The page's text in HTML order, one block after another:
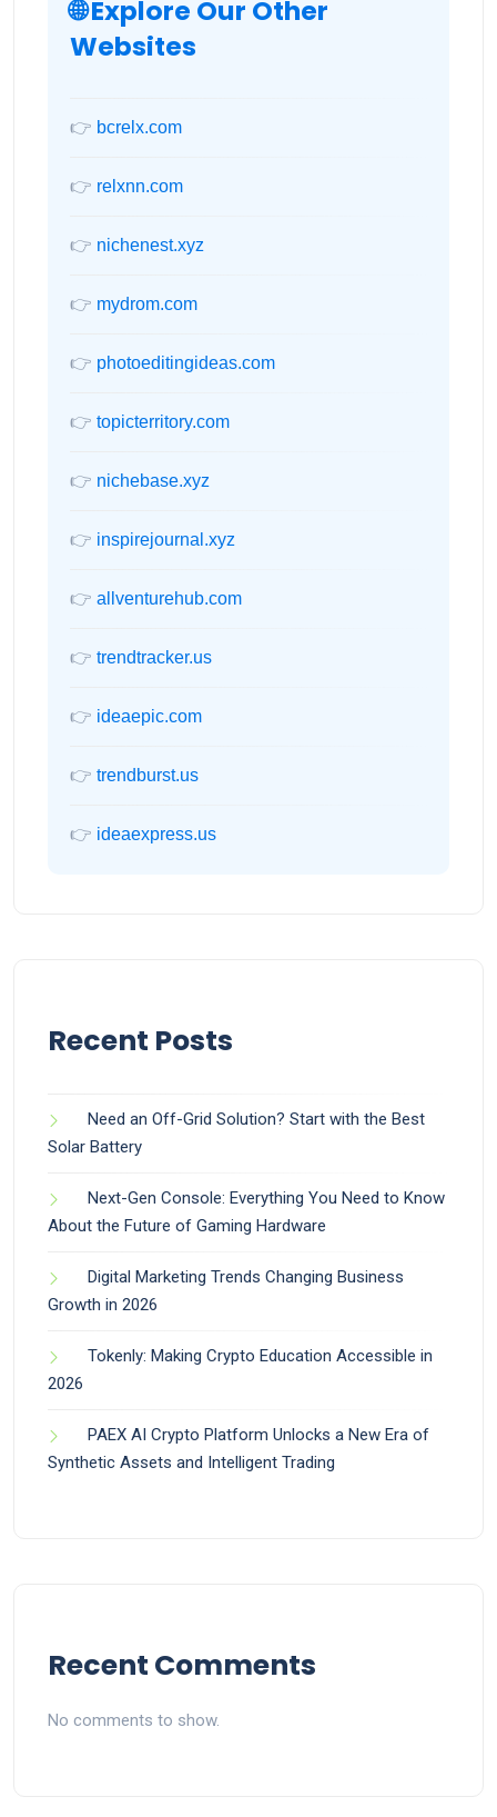
🌐 Explore Our Other
Websites
👉 bcrelx.com
👉 relxnn.com
👉 nichenest.xyz
👉 mydrom.com
👉 photoeditingideas.com
👉 topicterritory.com
👉 nichebase.xyz
👉 inspirejournal.xyz
👉 allventurehub.com
👉 trendtracker.us
👉 ideaepic.com
👉 trendburst.us
👉 ideaexpress.us
Recent Posts
Need an Off-Grid Solution? Start with the Best
Solar Battery
Next-Gen Console: Everything You Need to Know
About the Future of Gaming Hardware
Digital Marketing Trends Changing Business
Growth in 2026
Tokenly: Making Crypto Education Accessible in
2026
PAEX AI Crypto Platform Unlocks a New Era of
Synthetic Assets and Intelligent Trading
Recent Comments
No comments to show.